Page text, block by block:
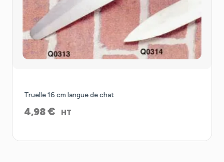
Truelle 16 cm langue de chat
4,98€ HT